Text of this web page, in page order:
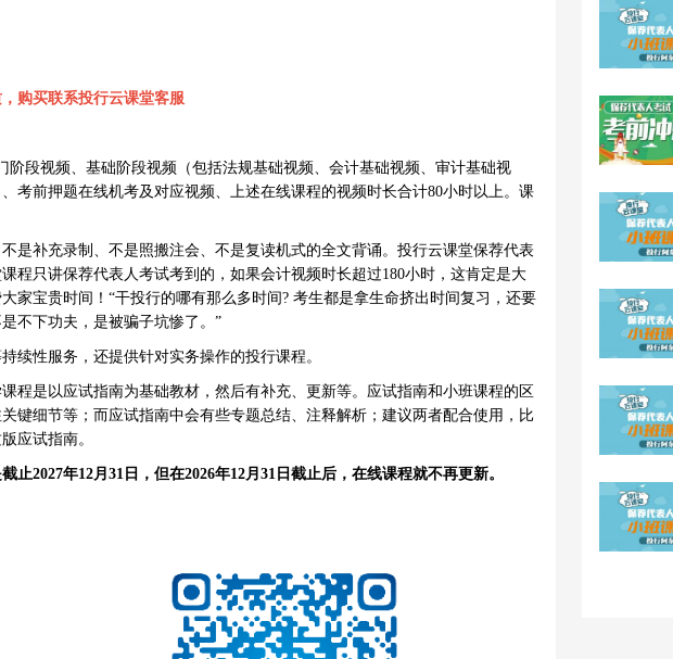
购买联系投行云课堂客服
段视频、基础阶段视频（包括法规基础视频、会计基础视频、审计基础视
考前押题在线机考及对应视频、上述在线课程的视频时长合计80小时以上。课
是补充录制、不是照搬注会、不是复读机式的全文背诵。投行云课堂保荐代表
程只讲保荐代表人考试考到的，如果会计视频时长超过180小时，这肯定是大
家宝贵时间！“干投行的哪有那么多时间? 考生都是拿生命挤出时间复习，还要
不下功夫，是被骗子坑惨了。”
续性服务，还提供针对实务操作的投行课程。
程是以应试指南为基础教材，然后有补充、更新等。应试指南和小班课程的区
键细节等；而应试指南中会有些专题总结、注释解析；建议两者配合使用，比
应试指南。
2027年12月31日，但在2026年12月31日截止后，在线课程就不再更新。